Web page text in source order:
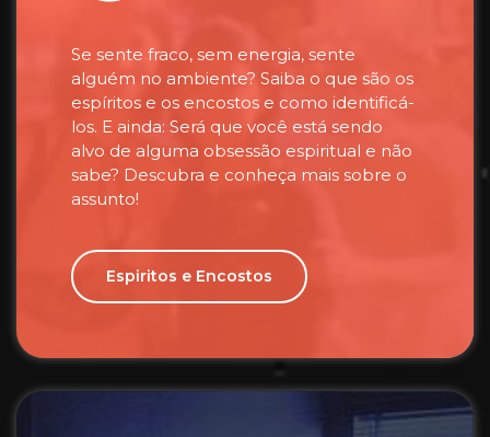
Se sente fraco, sem energia, sente
alguém no ambiente? Saiba o que são os
espíritos e os encostos e como identificá-
los. E ainda: Será que você está sendo
alvo de alguma obsessão espiritual e não
sabe? Descubra e conheça mais sobre o
assunto!
Espiritos e Encostos